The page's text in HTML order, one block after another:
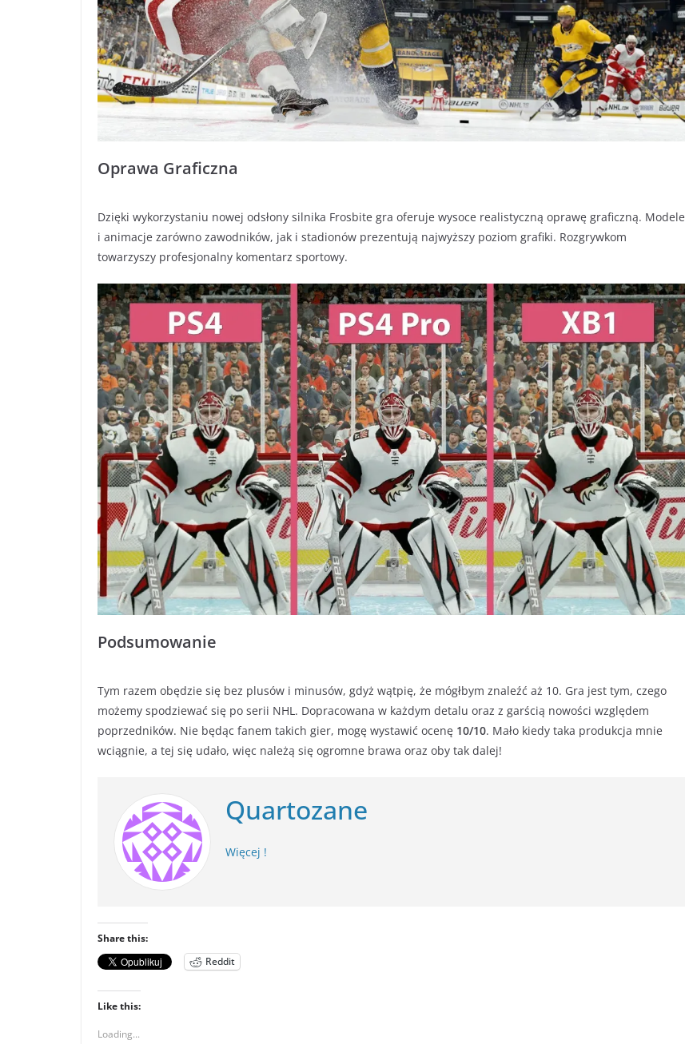
Oprawa Graficzna
Dzięki wykorzystaniu nowej odsłony silnika Frosbite gra oferuje wysoce realistyczną oprawę graficzną. Modele
i animacje zarówno zawodników, jak i stadionów prezentują najwyższy poziom grafiki. Rozgrywkom
towarzyszy profesjonalny komentarz sportowy.
Podsumowanie
Tym razem obędzie się bez plusów i minusów, gdyż wątpię, że mógłbym znaleźć aż 10. Gra jest tym, czego
możemy spodziewać się po serii NHL. Dopracowana w każdym detalu oraz z garścią nowości względem
poprzedników. Nie będąc fanem takich gier, mogę wystawić ocenę 10/10. Mało kiedy taka produkcja mnie
wciągnie, a tej się udało, więc należą się ogromne brawa oraz oby tak dalej!
Quartozane
Więcej !
Share this:
Reddit
Like this:
Loading...